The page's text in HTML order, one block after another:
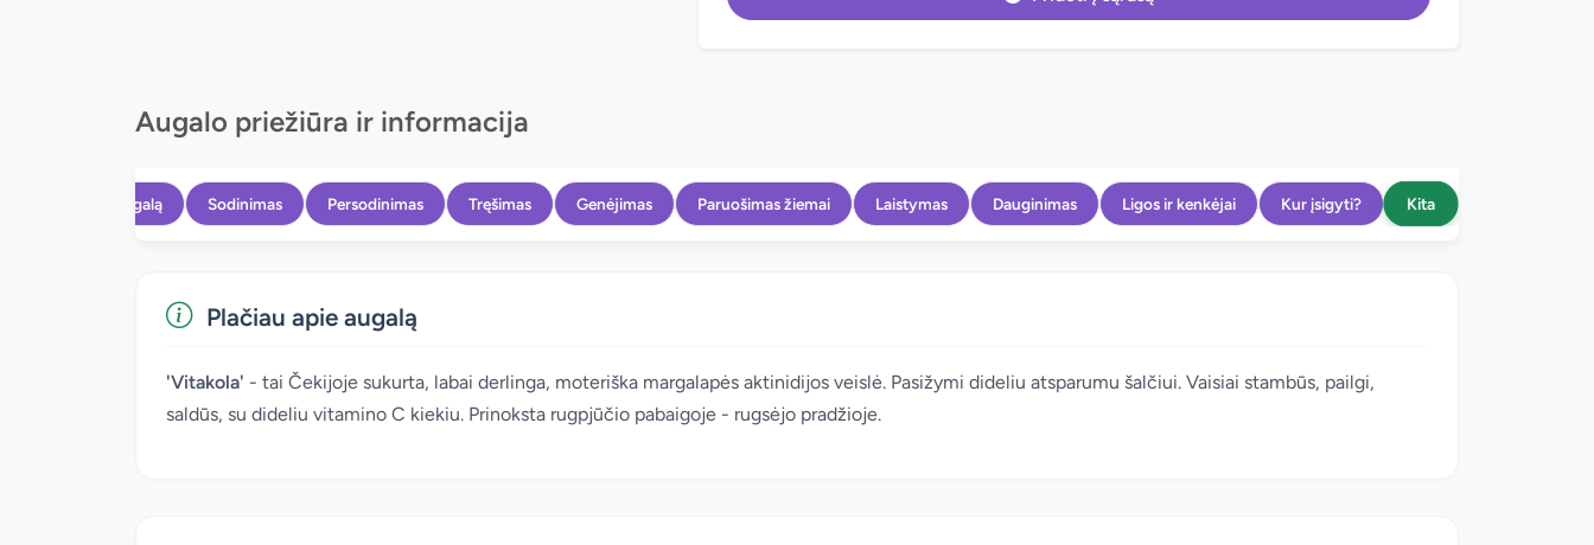
Augalo priežiūra ir informacija
Apie augalą Sodinimas Persodinimas Tręšimas Genėjimas Paruošimas žiemai Laistymas Dauginimas Ligos ir kenkėjai Kur įsigyti? Kita
Plačiau apie augalą
'Vitakola' - tai Čekijoje sukurta, labai derlinga, moteriška margalapės aktinidijos veislė. Pasižymi dideliu atsparumu šalčiui. Vaisiai stambūs, pailgi,
saldūs, su dideliu vitamino C kiekiu. Prinoksta rugpjūčio pabaigoje - rugsėjo pradžioje.